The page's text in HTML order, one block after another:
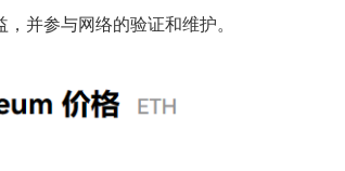
并参与网络的验证和维护。